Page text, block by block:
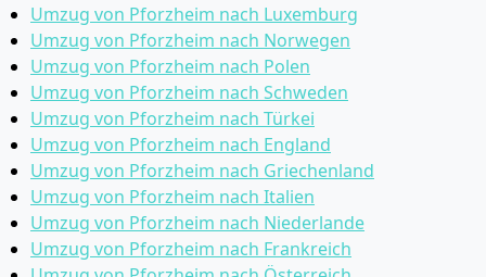
Umzug von Pforzheim nach Luxemburg
Umzug von Pforzheim nach Norwegen
Umzug von Pforzheim nach Polen
Umzug von Pforzheim nach Schweden
Umzug von Pforzheim nach Türkei
Umzug von Pforzheim nach England
Umzug von Pforzheim nach Griechenland
Umzug von Pforzheim nach Italien
Umzug von Pforzheim nach Niederlande
Umzug von Pforzheim nach Frankreich